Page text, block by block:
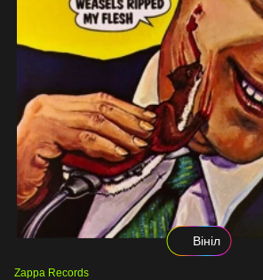
Вініл
Zappa Records